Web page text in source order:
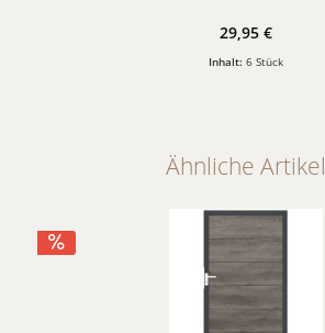
29,95 €
Inhalt: 6 Stück
Ähnliche Artikel